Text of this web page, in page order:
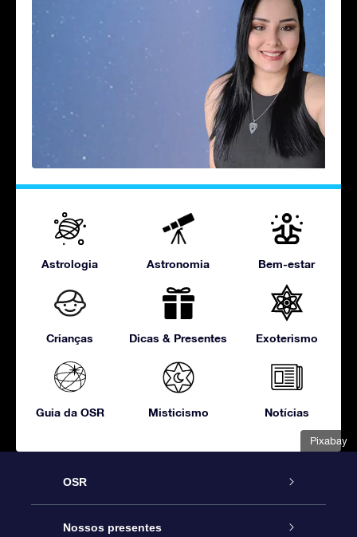
Pixabay
Astrologia Astronomia Bem-estar
Crianças Dicas & Presentes Exoterismo
Guia da OSR Misticismo Notícias
OSR
Serviço
Nossos presentes